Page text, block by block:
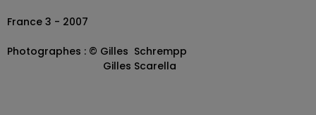
France 3 - 2007
Photographes : © Gilles Schrempp
Gilles Scarella